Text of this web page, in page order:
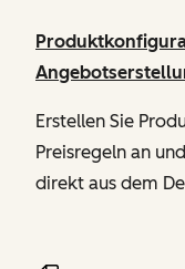
Erstellen Sie
Preisregeln an
direkt aus dem